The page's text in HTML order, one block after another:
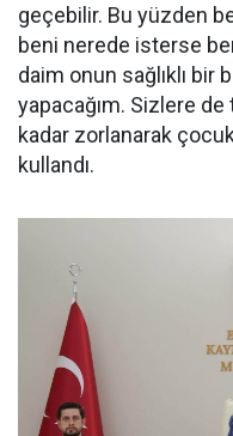
geçebilir. Bu yüzden
beni nerede isterse
daim onun sağlıklı bir
yapacağım. Sizlere
kadar zorlanarak
kullandı.